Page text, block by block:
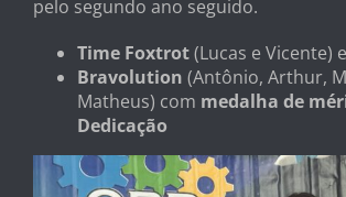
pelo segundo ano seguido.
Time Foxtrot(Lucas e Vicente)
Bravolution (Antônio, Arthur,
Matheus) com medalha de
Dedicação